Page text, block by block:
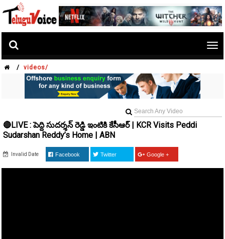
/ videos/
🔴LIVE : పెద్ది సుదర్శన్ రెడ్డి ఇంటికి కేసీఆర్ | KCR Visits Peddi
Sudarshan Reddy’s Home | ABN
Invalid Date Facebook Twitter Google +